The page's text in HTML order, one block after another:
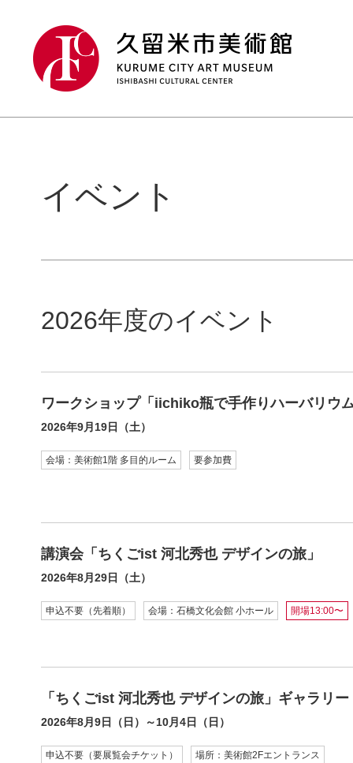
イベント
2026年度のイベント
ワークショップ「iichiko瓶で手作りハーバリウ
2026年9月19日（土）
会場：美術館1階 多目的ルーム 要参加費
講演会「ちくごist 河北秀也 デザインの旅」
2026年8月29日（土）
申込不要（先着順） 会場：石橋文化会館 小ホール 開場13:00〜
「ちくごist 河北秀也 デザインの旅」ギャラリ
2026年8月9日（日）～10月4日（日）
申込不要（要展覧会チケット） 場所：美術館2Fエントランス